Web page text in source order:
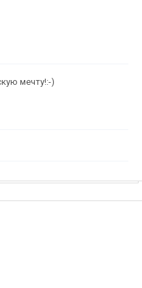
мечту!:-)